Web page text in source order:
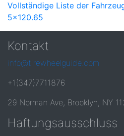
Vollständige Liste der
5x120.65
Kontakt
info@tirewheelguide.com
+1(347)7711876
29 Norman Ave, Brooklyn, NY
Haftungsausschluss